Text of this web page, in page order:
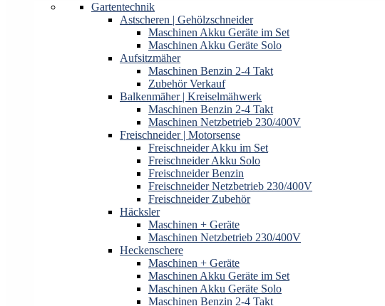
Gartentechnik
Astscheren | Gehölzschneider
Maschinen Akku Geräte im Set
Maschinen Akku Geräte Solo
Aufsitzmäher
Maschinen Benzin 2-4 Takt
Zubehör Verkauf
Balkenmäher | Kreiselmähwerk
Maschinen Benzin 2-4 Takt
Maschinen Netzbetrieb 230/400V
Freischneider | Motorsense
Freischneider Akku im Set
Freischneider Akku Solo
Freischneider Benzin
Freischneider Netzbetrieb 230/400V
Freischneider Zubehör
Häcksler
Maschinen + Geräte
Maschinen Netzbetrieb 230/400V
Heckenschere
Maschinen + Geräte
Maschinen Akku Geräte im Set
Maschinen Akku Geräte Solo
Maschinen Benzin 2-4 Takt